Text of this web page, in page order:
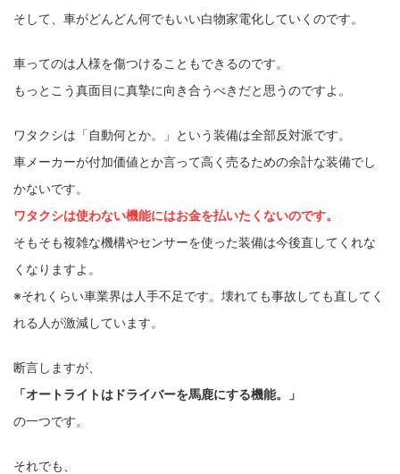
そして、車がどんどん何でもいい白物家電化していくのです。
車ってのは人様を傷つけることもできるのです。
もっとこう真面目に真摯に向き合うべきだと思うのですよ。
ワタクシは「自動何とか。」という装備は全部反対派です。
車メーカーが付加価値とか言って高く売るための余計な装備でし
かないです。
ワタクシは使わない機能にはお金を払いたくないのです。
そもそも複雑な機構やセンサーを使った装備は今後直してくれな
くなりますよ。
※それくらい車業界は人手不足です。壊れても事故しても直してく
れる人が激減しています。
断言しますが、
「オートライトはドライバーを馬鹿にする機能。」
の一つです。
それでも、